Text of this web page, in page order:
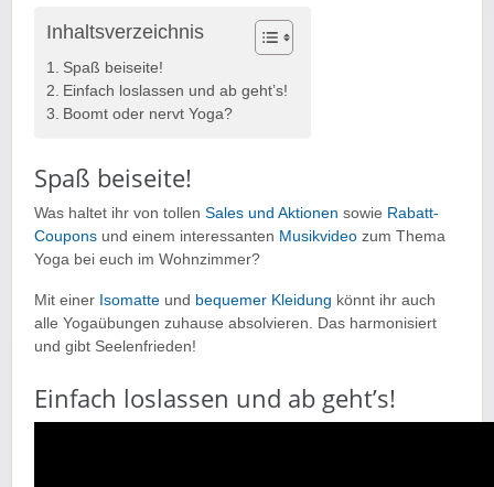
Inhaltsverzeichnis
Spaß beiseite!
Einfach loslassen und ab geht’s!
Boomt oder nervt Yoga?
Spaß beiseite!
Was haltet ihr von tollen Sales und Aktionen sowie Rabatt-
Coupons und einem interessanten Musikvideo zum Thema
Yoga bei euch im Wohnzimmer?
Mit einer Isomatte und bequemer Kleidung könnt ihr auch
alle Yogaübungen zuhause absolvieren. Das harmonisiert
und gibt Seelenfrieden!
Einfach loslassen und ab geht’s!